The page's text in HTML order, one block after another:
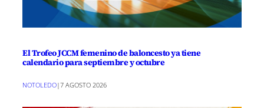
El Trofeo JCCM femenino de baloncesto ya tiene
calendario para septiembre y octubre
NOTOLEDO|7 AGOSTO 2026